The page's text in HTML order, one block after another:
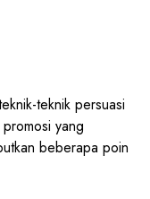
teknik persuasi
yang
beberapa poin